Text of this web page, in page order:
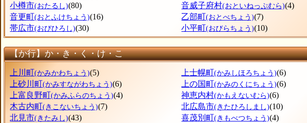
小樽市(おたるし)(80) 音威子府村(おといねっぷむら)(4)
音更町(おとふけちょう)(16) 乙部町(おとべちょう)(7)
帯広市(おびひろし)(30) 小平町(おびらちょう)(10)
【か行】か・き・く・け・こ
上川町(かみかわちょう)(5) 上士幌町(かみしほろちょう)(6)
上砂川町(かみすながわちょう)(6) 上の国町(かみのくにちょう)(6)
上富良野町(かみふらのちょう)(4) 神恵内村(かもえないむら)(6)
木古内町(きこないちょう)(7) 北広島市(きたひろしまし)(10)
北見市(きたみし)(43) 喜茂別町(きもべつちょう)(4)